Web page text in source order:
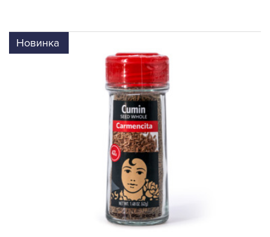
Новинка